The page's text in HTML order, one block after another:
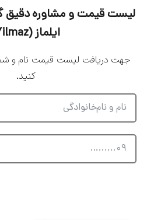
لیست قیمت و مشاوره دقیق
ایلماز (Yilmaz)
جهت دریافت لیست قیمت نام و شماره
کنید.